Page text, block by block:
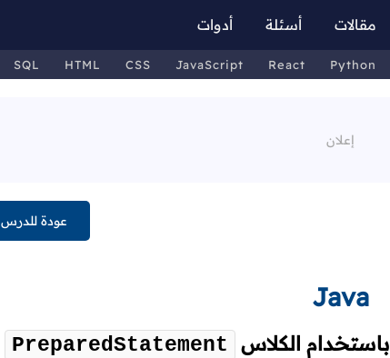
مقالات أسئلة أدوات
SQL HTML CSS JavaScript React Python
عودة للدرس
Java
باستخدام الكلاس PreparedStatement